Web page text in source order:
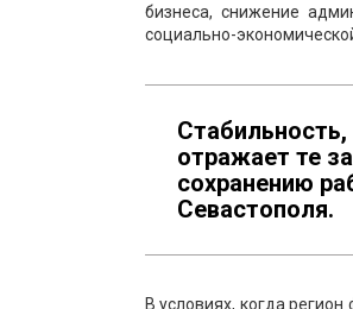
бизнеса, снижение
социально-
отражает те
сохранению
Севастополя.
В условиях, когда